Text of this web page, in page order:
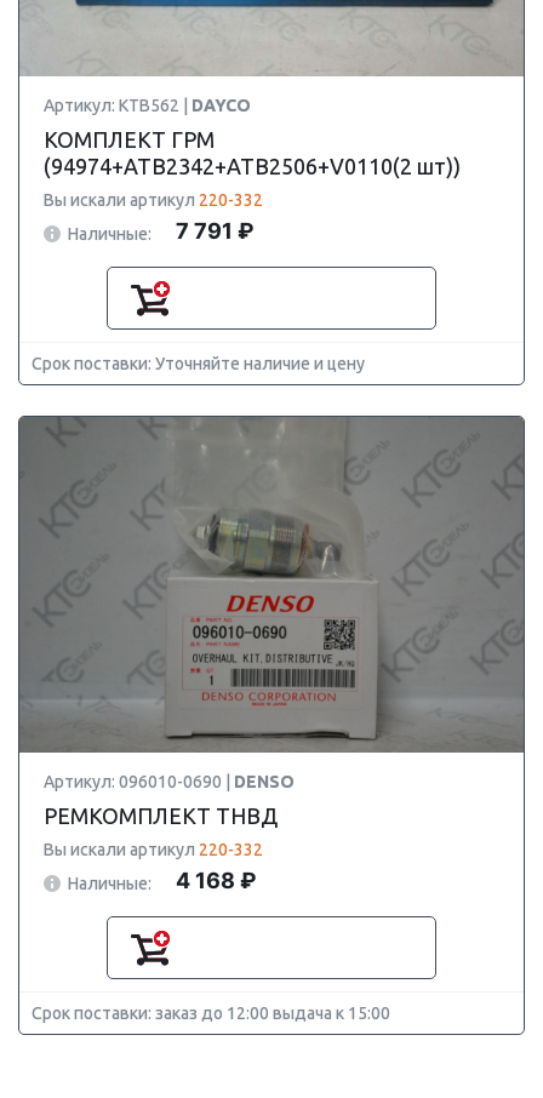
Артикул: KTB562 | DAYCO
КОМПЛЕКТ ГРМ
(94974+ATB2342+ATB2506+V0110(2 шт))
Вы искали артикул 220-332
Наличные:
7 791 ₽
Срок поставки: Уточняйте наличие и цену
Артикул: 096010-0690 | DENSO
РЕМКОМПЛЕКТ ТНВД
Вы искали артикул 220-332
Наличные:
4 168 ₽
Срок поставки: заказ до 12:00 выдача к 15:00